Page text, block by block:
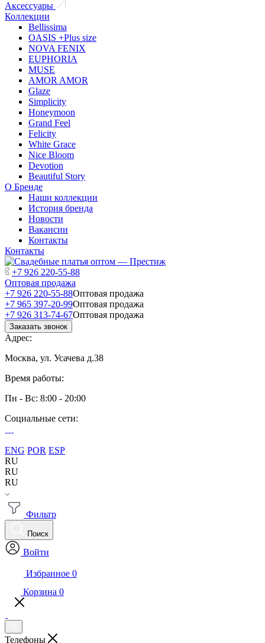
Аксессуары
Коллекции
Bellissima
OASIS +Plus size
NOVA FENIX
EUPHORIA
MUSE
AMOR AMOR
Glaze
Simplicity
Honeymoon
Grand Feel
Felicity
White Grace
Nice Bloom
Devotion
Beautiful Story
О Бренде
Наши коллекции
История бренда
Новости
Вакансии
Контакты
Контакты
+7 926 220-55-88
Оптовая продажа
+7 926 220-55-88Оптовая продажа
+7 965 397-20-99Оптовая продажа
+7 926 313-74-67Оптовая продажа
Заказать звонок
Адрес:
Москва, ул. Усачева д.38
Время работы:
Пн - Вс: 8:00 - 20:00
Социальные сети:
ENG POR ESP
RU
RU
RU
Фильтр
Поиск
Войти
Избранное 0
Корзина 0
Телефоны